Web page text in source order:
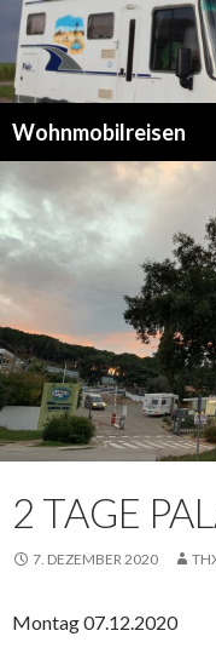
Wohnmobilreisen
INHALT
2 TAGE
7. DEZEMBER 2020
Montag 07.12.2020